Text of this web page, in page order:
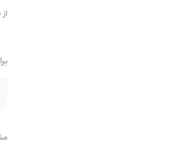
از جدیدترین تخفیف ها با خبر شوید